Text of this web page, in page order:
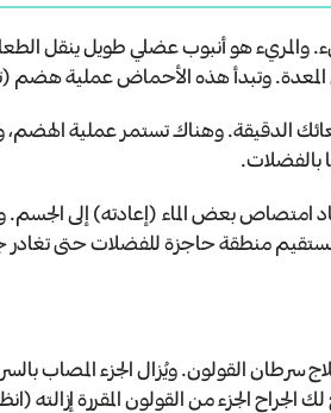
والمريء هو أنبوب عضلي طويل ينقل
المعدة. وتبدأ هذه الأحماض عملية هضم
الدقيقة. وهناك تستمر عملية
بالفضلات.
امتصاص بعض الماء (إعادته) إلى الجسم.
المستقيم منطقة حاجزة للفضلات حتى
سرطان القولون. ويُزال الجزء المصاب
الجزء من القولون المقررة إزالته (انظر